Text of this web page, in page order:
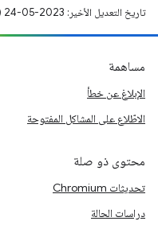
تاريخ التعديل الأخير: 2023-05-24 (حسب التوقيت العالمي المتفَّق عليه)
مساهمة
الإبلاغ عن خطأ
الاطّلاع على المشاكل المفتوحة
محتوى ذو صلة
تحديثات Chromium
دراسات الحالة